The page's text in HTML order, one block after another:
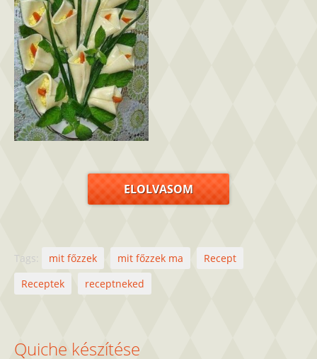
ELOLVASOM
Tags: mit főzzek mit főzzek ma
Recept
Receptek
receptneked
Quiche készítése